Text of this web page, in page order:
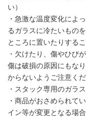
い）
・急激な温度変化によ
るガラスに冷たいもの
ところに置いたりする
・欠けたり、傷やひび
傷は破損の原因にもな
からないようご注意くだ
・スタック専用のガラ
・商品がおさめられて
イン等が変更となる場